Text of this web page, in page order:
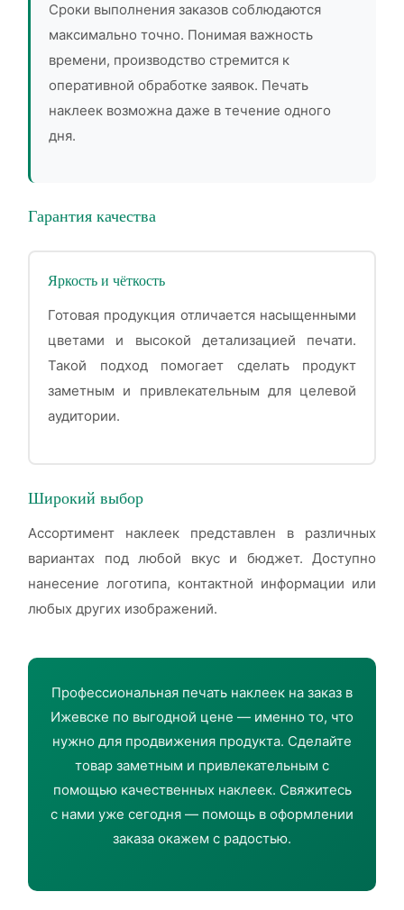
Сроки выполнения заказов соблюдаются
максимально точно. Понимая важность
времени, производство стремится к
оперативной обработке заявок. Печать
наклеек возможна даже в течение одного
дня.
Гарантия качества
Яркость и чёткость
Готовая продукция отличается насыщенными
цветами и высокой детализацией печати.
Такой подход помогает сделать продукт
заметным и привлекательным для целевой
аудитории.
Широкий выбор
Ассортимент наклеек представлен в различных
вариантах под любой вкус и бюджет. Доступно
нанесение логотипа, контактной информации или
любых других изображений.
Профессиональная печать наклеек на заказ в
Ижевске по выгодной цене — именно то, что
нужно для продвижения продукта. Сделайте
товар заметным и привлекательным с
помощью качественных наклеек. Свяжитесь
с нами уже сегодня — помощь в оформлении
заказа окажем с радостью.